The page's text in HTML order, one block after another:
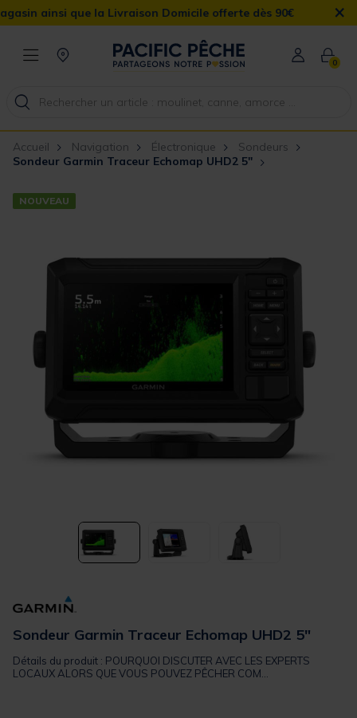
la Livraison Domicile offerte dès 90€ ×
0
Accueil Navigation Électronique
Sondeurs
Sondeur Garmin Traceur Echomap UHD2 5"
NOUVEAU
Sondeur Garmin Traceur Echomap UHD2 5"
Détails du produit : POURQUOI DISCUTER AVEC LES EXPERTS
LOCAUX ALORS QUE VOUS POUVEZ PÊCHER COM...